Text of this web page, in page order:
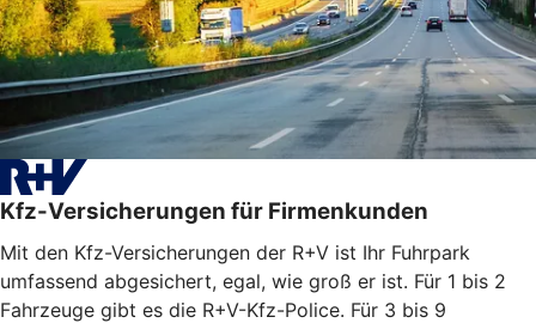
Kfz-Versicherungen für Firmenkunden
Mit den Kfz-Versicherungen der R+V ist Ihr Fuhrpark
umfassend abgesichert, egal, wie groß er ist. Für 1 bis 2
Fahrzeuge gibt es die R+V-Kfz-Police. Für 3 bis 9